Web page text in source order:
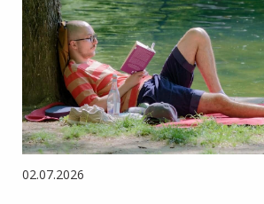
02.07.2026